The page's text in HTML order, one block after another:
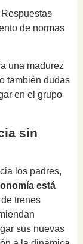
Respuestas
de normas
una madurez
también dudas
en el grupo
sin
los padres,
está
trenes
sus nuevas